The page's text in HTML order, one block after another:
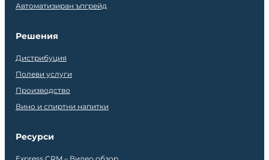
Автоматизиран ъпгрейд
Решения
Дистрибуция
Полеви услуги
Производство
Вино и спиртни напитки
Ресурси